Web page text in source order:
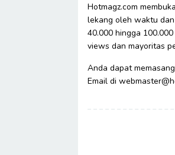
Hotmagz.com
lekang oleh waktu
40.000 hingga
views dan mayoritas
Anda dapat
Email di